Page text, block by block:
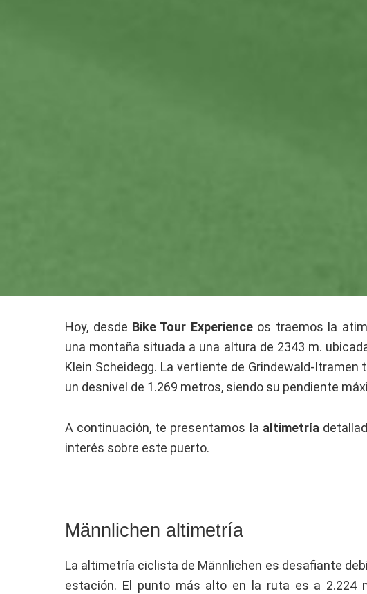
Hoy, desde Bike Tour Experienceos traemos la
una montaña situada a una altura de 2343 m.
Klein Scheidegg. La vertiente de Grindewald-
un desnivel de 1.269 metros, siendo su pendiente
A continuación, te presentamos la altimetría
interés sobre este puerto.
Männlichen altimetría
La altimetría ciclista de Männlichen es desafiante
estación. El punto más alto en la ruta es a 2.224